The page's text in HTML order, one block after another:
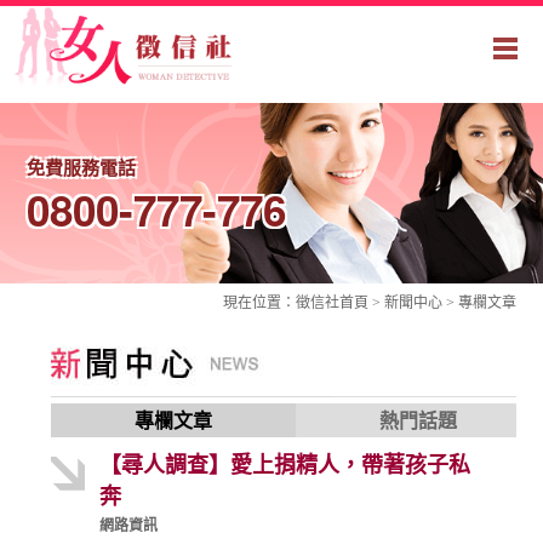
免費服務電話
0800-777-776
現在位置： 徵信社首頁 > 新聞中心 > 專欄文章
專欄文章 熱門話題
【尋人調查】愛上捐精人，帶著孩子私
奔
網路資訊